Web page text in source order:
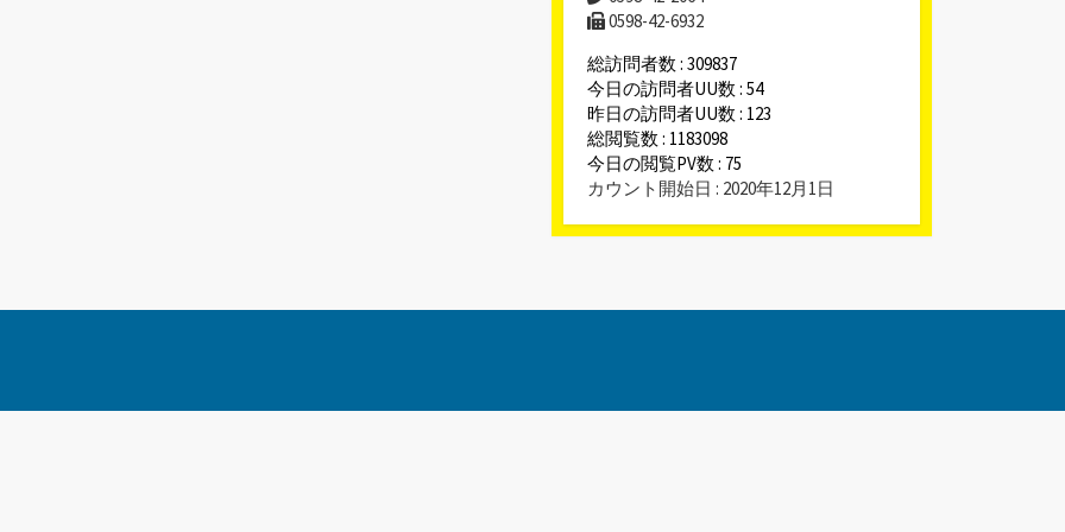
0598-42-6932
総訪問者数 : 309837
今日の訪問者UU数 : 54
昨日の訪問者UU数 : 123
総閲覧数 : 1183098
今日の閲覧PV数 : 75
カウント開始日 : 2020年12月1日